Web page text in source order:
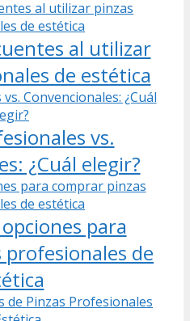
al utilizar
de estética
vs.
¿Cuál elegir?
para
de